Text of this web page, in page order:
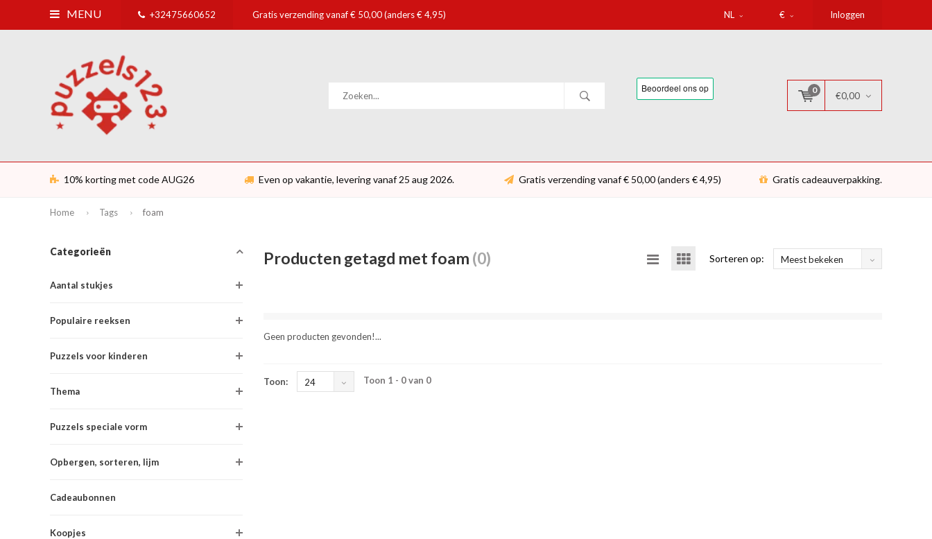
MENU +32475660652 Gratis verzending vanaf € 50,00 (anders € 4,95) NL € Inloggen
0
€0,00
10% korting met code AUG26 Even op vakantie, levering vanaf 25 aug 2026. Gratis verzending vanaf € 50,00 (anders € 4,95) Gratis cadeauverpakking.
Home Tags foam
Categorieën
Aantal stukjes
Populaire reeksen
Puzzels voor kinderen
Thema
Puzzels speciale vorm
Opbergen, sorteren, lijm
Cadeaubonnen
Koopjes
Producten getagd met foam (0) Sorteren op: Meest bekeken
Geen producten gevonden!...
Toon: 24 Toon 1 - 0 van 0